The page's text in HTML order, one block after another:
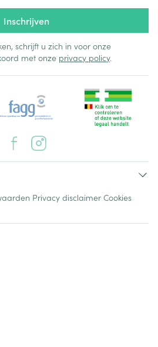
Inschrijven
schrijft u zich in voor onze
met onze privacy policy.
Privacy disclaimer Cookies